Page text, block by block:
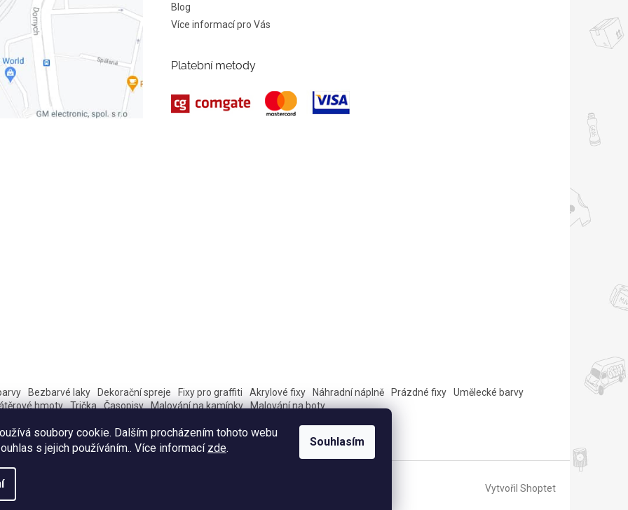
soubory cookie. Dalším procházením tohoto webu
s jejich používáním.. Více informací zde. Souhlasím
Blog
Více informací pro Vás
Platební metody
Bezbarvé laky Dekorační spreje Fixy pro graffiti Akrylové fixy Náhradní náplně Prázdné fixy
Umělecké barvy
hmoty
Trička Časopisy Malování na kamínky Malování na boty
Vytvořil Shoptet
vyhrazena.